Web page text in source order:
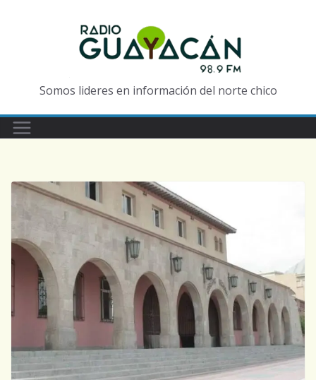
Somos lideres en información del norte chico